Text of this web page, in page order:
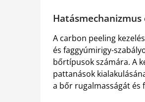
Hatásmechanizmus
A carbon peeling
és faggyúmirigy-
bőrtípusok számára. A
pattanások
a bőr rugalmasságát és